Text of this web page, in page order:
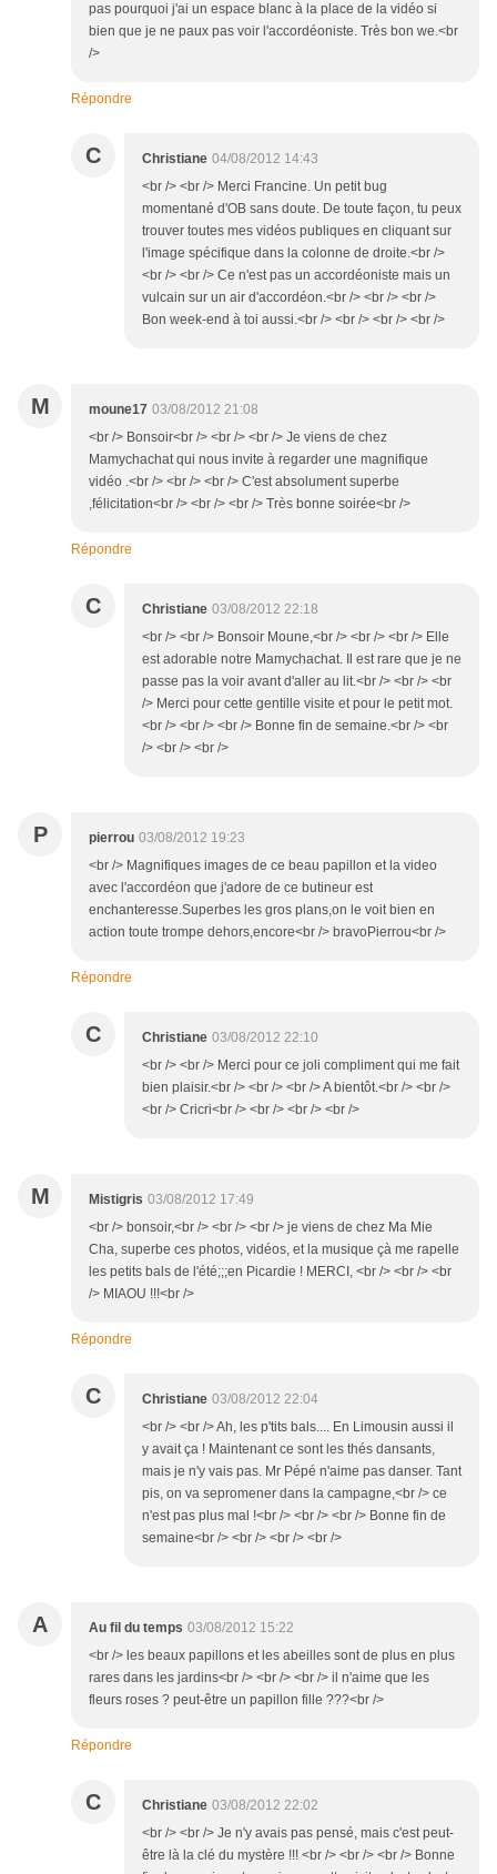
pas pourquoi j'ai un espace blanc à la place de la vidéo si
bien que je ne paux pas voir l'accordéoniste. Très bon we.<br
/>
Répondre
C Christiane 04/08/2012 14:43
<br /> <br /> Merci Francine. Un petit bug
momentané d'OB sans doute. De toute façon, tu peux
trouver toutes mes vidéos publiques en cliquant sur
l'image spécifique dans la colonne de droite.<br />
<br /> <br /> Ce n'est pas un accordéoniste mais un
vulcain sur un air d'accordéon.<br /> <br /> <br />
Bon week-end à toi aussi.<br /> <br /> <br /> <br />
M moune17 03/08/2012 21:08
<br /> Bonsoir<br /> <br /> <br /> Je viens de chez
Mamychachat qui nous invite à regarder une magnifique
vidéo .<br /> <br /> <br /> C'est absolument superbe
,félicitation<br /> <br /> <br /> Très bonne soirée<br />
Répondre
C Christiane 03/08/2012 22:18
<br /> <br /> Bonsoir Moune,<br /> <br /> <br /> Elle
est adorable notre Mamychachat. Il est rare que je ne
passe pas la voir avant d'aller au lit.<br /> <br /> <br
/> Merci pour cette gentille visite et pour le petit mot.
<br /> <br /> <br /> Bonne fin de semaine.<br /> <br
/> <br /> <br />
P pierrou 03/08/2012 19:23
<br /> Magnifiques images de ce beau papillon et la video
avec l'accordéon que j'adore de ce butineur est
enchanteresse.Superbes les gros plans,on le voit bien en
action toute trompe dehors,encore<br /> bravoPierrou<br />
Répondre
C Christiane 03/08/2012 22:10
<br /> <br /> Merci pour ce joli compliment qui me fait
bien plaisir.<br /> <br /> <br /> A bientôt.<br /> <br />
<br /> Cricri<br /> <br /> <br /> <br />
M Mistigris 03/08/2012 17:49
<br /> bonsoir,<br /> <br /> <br /> je viens de chez Ma Mie
Cha, superbe ces photos, vidéos, et la musique çà me rapelle
les petits bals de l'été;;;en Picardie ! MERCI, <br /> <br /> <br
/> MIAOU !!!<br />
Répondre
C Christiane 03/08/2012 22:04
<br /> <br /> Ah, les p'tits bals.... En Limousin aussi il
y avait ça ! Maintenant ce sont les thés dansants,
mais je n'y vais pas. Mr Pépé n'aime pas danser. Tant
pis, on va sepromener dans la campagne,<br /> ce
n'est pas plus mal !<br /> <br /> <br /> Bonne fin de
semaine<br /> <br /> <br /> <br />
A Au fil du temps 03/08/2012 15:22
<br /> les beaux papillons et les abeilles sont de plus en plus
rares dans les jardins<br /> <br /> <br /> il n'aime que les
fleurs roses ? peut-être un papillon fille ???<br />
Répondre
C Christiane 03/08/2012 22:02
<br /> <br /> Je n'y avais pas pensé, mais c'est peut-
être là la clé du mystère !!! <br /> <br /> <br /> Bonne